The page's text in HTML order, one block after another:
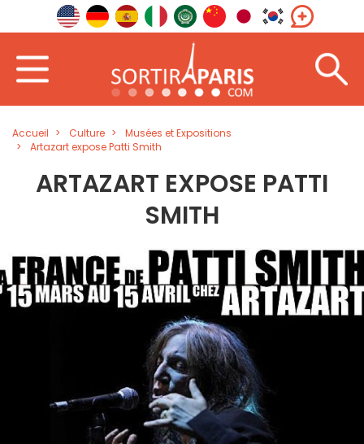
Accueil Culture
Musées et Expositions
Artazart expose Patti Smith
ARTAZART EXPOSE PATTI
SMITH